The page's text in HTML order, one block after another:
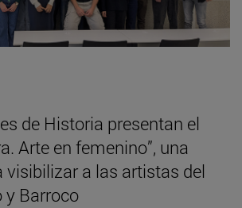
de Historia presentan el
Arte en femenino”, una
visibilizar a las artistas del
y Barroco